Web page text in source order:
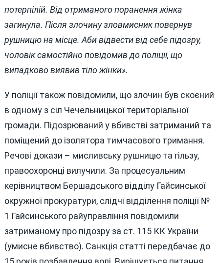
потерпілій. Від отриманого поранення жінка
загинула. Після злочину зловмисник повернув
рушницю на місце. Аби відвести від себе підозру,
чоловік самостійно повідомив до поліції, що
випадково виявив тіло жінки».
У поліції також повідомили, що злочин був скоєний
в одному з сіл Чечельницької територіальної
громади. Підозрюваний у вбивстві затриманий та
поміщений до ізолятора тимчасового тримання.
Речові докази – мисливську рушницю та гільзу,
правоохоронці вилучили. За процесуальним
керівництвом Бершадського відділу Гайсинської
окружної прокуратури, слідчі відділення поліції №
1 Гайсинського райуправління повідомили
затриманому про підозру за ст. 115 КК України
(умисне вбивство). Санкція статті передбачає до